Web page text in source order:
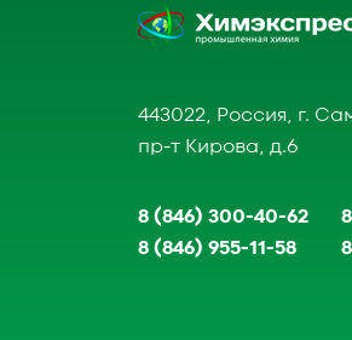
443022, Россия, г.
пр-т Кирова, д.6
8 (846) 300-40-62
8 (846) 955-11-58